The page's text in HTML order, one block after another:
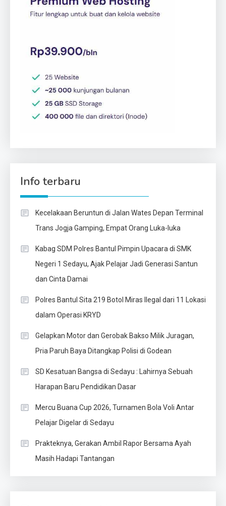
Info terbaru
Kecelakaan Beruntun di Jalan Wates Depan Terminal
Trans Jogja Gamping, Empat Orang Luka-luka
Kabag SDM Polres Bantul Pimpin Upacara di SMK
Negeri 1 Sedayu, Ajak Pelajar Jadi Generasi Santun
dan Cinta Damai
Polres Bantul Sita 219 Botol Miras Ilegal dari 11 Lokasi
dalam Operasi KRYD
Gelapkan Motor dan Gerobak Bakso Milik Juragan,
Pria Paruh Baya Ditangkap Polisi di Godean
SD Kesatuan Bangsa di Sedayu : Lahirnya Sebuah
Harapan Baru Pendidikan Dasar
Mercu Buana Cup 2026, Turnamen Bola Voli Antar
Pelajar Digelar di Sedayu
Prakteknya, Gerakan Ambil Rapor Bersama Ayah
Masih Hadapi Tantangan